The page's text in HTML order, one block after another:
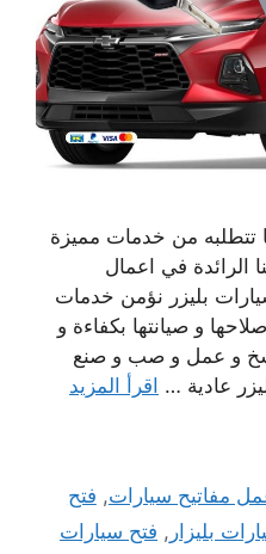
تتطلبه من خدمات مميزة
الرائدة في اعمال
بليزر نؤمن خدمات
و صيانتها بكفاءة و
و عمل و صب و صنع
عادية … اقرأ المزيد
مفاتيح سيارات, فتح
بليزار , فتح سيارات